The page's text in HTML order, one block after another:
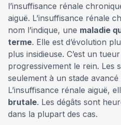
l’insuffisance rénale
aiguë. L’insuffisance rénale
nom l’indique, une maladie
terme. Elle est d’évolution
plus insidieuse. C’est un
progressivement le rein. Les
seulement à un stade avancé
L’insuffisance rénale aiguë,
brutale. Les dégâts sont
dans la plupart des cas.